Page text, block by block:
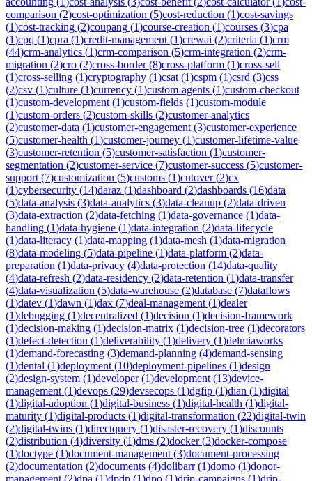
comparison (2)cost-optimization (5)cost-reduction (1)cost-savings
(1)cost-tracking (2)coupang (1)course-creation (1)courses (3)cpa
(1)cpq (1)cpra (1)credit-management (1)crewai (2)criteria (1)crm
(44)crm-analytics (1)crm-comparison (5)crm-integration (2)crm-
migration (2)cro (2)cross-border(8)cross-platform (1)cross-sell
(1)cross-selling (1)cryptography (1)csat (1)cspm (1)csrd (3)css
(2)csv (1)culture (1)currency (1)custom-agents (1)custom-checkout
(1)custom-development (1)custom-fields (1)custom-module
(1)custom-orders (2)custom-skills (2)customer-analytics
(2)customer-data (1)customer-engagement (3)customer-experience
(5)customer-health (1)customer-journey (1)customer-lifetime-value
(3)customer-retention (5)customer-satisfaction (1)customer-
segmentation (2)customer-service (7)customer-success (5)customer-
support (7)customization (5)customs (1)cutover(2)cx
(1)cybersecurity (14)daraz (1)dashboard (2)dashboards (16)data
(5)data-analysis (3)data-analytics (3)data-cleanup (2)data-driven
(3)data-extraction (2)data-fetching (1)data-governance (1)data-
handling (1)data-hygiene (1)data-integration (2)data-lifecycle
(1)data-literacy (1)data-mapping (1)data-mesh (1)data-migration
(8)data-modeling (5)data-pipeline (1)data-platform (2)data-
preparation (1)data-privacy (4)data-protection (14)data-quality
(4)data-refresh (2)data-residency (2)data-retention (1)data-transfer
(4)data-visualization (5)data-warehouse (2)database (7)dataflows
(1)datev (1)dawn (1)dax (7)deal-management (1)dealer
(1)debugging (1)decentralized (1)decision (1)decision-framework
(1)decision-making (1)decision-matrix (1)decision-tree (1)decorators
(1)defect-detection (1)deliverability (1)delivery (1)delmiaworks
(1)demand-forecasting (3)demand-planning (4)demand-sensing
(1)dental (1)deployment (10)deployment-pipelines (1)design
(2)design-system (1)developer(1)development (13)device-
management (1)devops (29)devsecops (1)dgfip (1)dian (1)digital
(1)digital-adoption (1)digital-business (1)digital-health (1)digital-
maturity (1)digital-products (1)digital-transformation (22)digital-twin
(2)digital-twins (1)directquery (1)disaster-recovery (1)discounts
(2)distribution (4)diversity (1)dms (2)docker(3)docker-compose
(1)doctype (1)document-management (3)document-processing
(2)documentation (2)documents (4)dolibarr(1)domo (1)donor-
management (2)dpa (1)dpdp (1)dpo (1)drip-campaigns (1)drip-